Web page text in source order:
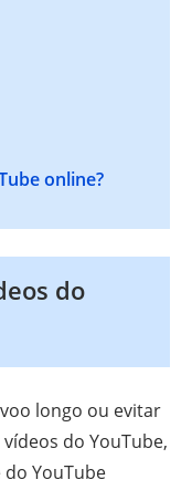
online?
do
longo ou evitar
do YouTube,
YouTube